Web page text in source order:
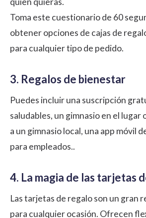
Toma este cuestionario de 60
obtener opciones de cajas de
para cualquier tipo de pedido.
3. Regalos de bienestar
Puedes incluir una suscripción
saludables, un gimnasio en el lugar
a un gimnasio local, una app móvil
para empleados..
4. La magia de las tarjetas
Lastarjetas de regaloson un gran
para cualquier ocasión. Ofrecen